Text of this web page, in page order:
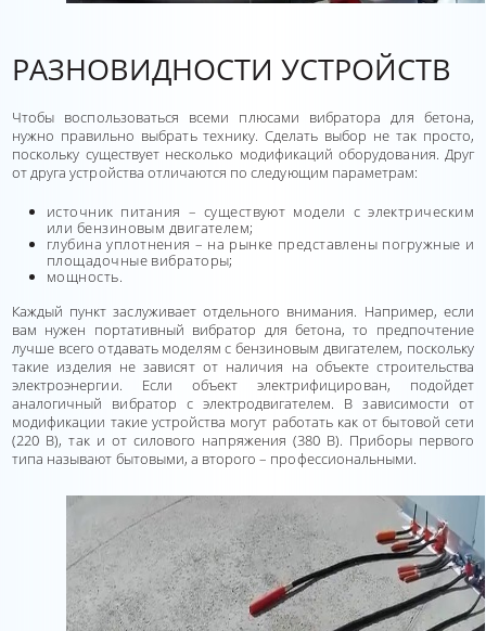
РАЗНОВИДНОСТИ УСТРОЙСТВ
Чтобы воспользоваться всеми плюсами вибратора для бетона,
нужно правильно выбрать технику. Сделать выбор не так просто,
поскольку существует несколько модификаций оборудования. Друг
от друга устройства отличаются по следующим параметрам:
источник питания – существуют модели с электрическим
или бензиновым двигателем;
глубина уплотнения – на рынке представлены погружные и
площадочные вибраторы;
мощность.
Каждый пункт заслуживает отдельного внимания. Например, если
вам нужен портативный вибратор для бетона, то предпочтение
лучше всего отдавать моделям с бензиновым двигателем, поскольку
такие изделия не зависят от наличия на объекте строительства
электроэнергии. Если объект электрифицирован, подойдет
аналогичный вибратор с электродвигателем. В зависимости от
модификации такие устройства могут работать как от бытовой сети
(220 В), так и от силового напряжения (380 В). Приборы первого
типа называют бытовыми, а второго – профессиональными.